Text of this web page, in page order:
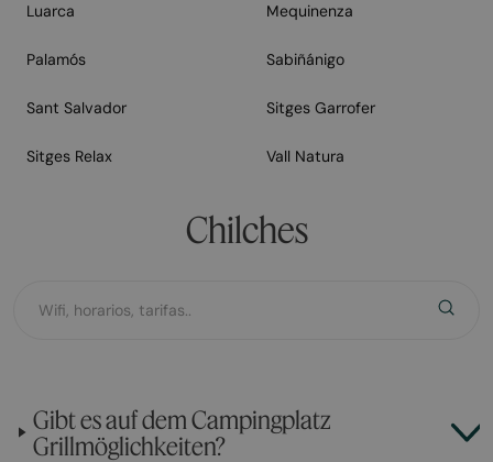
Luarca Mequinenza
Palamós Sabiñánigo
Sant Salvador Sitges Garrofer
Sitges Relax Vall Natura
Chilches
Gibt es auf dem Campingplatz
Grillmöglichkeiten?